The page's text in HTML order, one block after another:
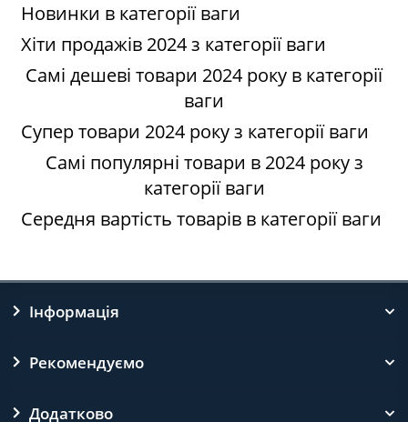
Новинки в категорії ваги
Хіти продажів 2024 з категорії ваги
Самі дешеві товари 2024 року в категорії
ваги
Супер товари 2024 року з категорії ваги
Самі популярні товари в 2024 року з
категорії ваги
Середня вартість товарів в категорії ваги
Інформація
Рекомендуємо
Додатково